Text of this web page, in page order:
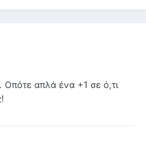
Οπότε απλά ένα +1 σε ό,τι